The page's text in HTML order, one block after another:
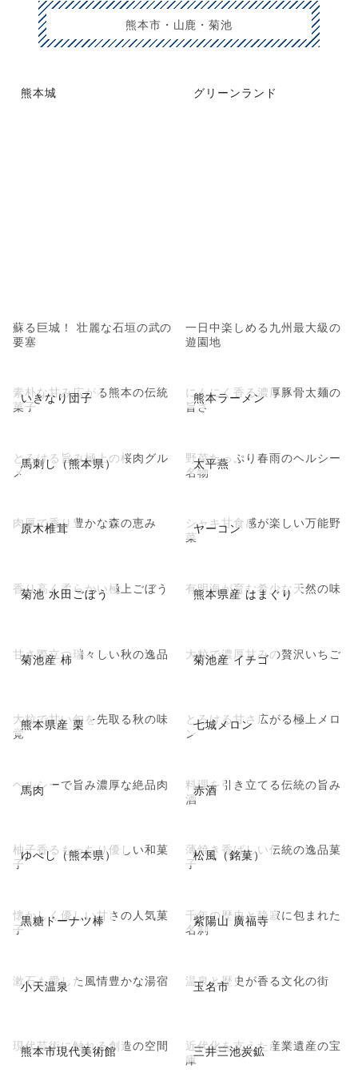
熊本市・山鹿・菊池
熊本城
蘇る巨城！ 壮麗な石垣の武の
要塞
グリーンランド
一日中楽しめる九州最大級の
遊園地
いきなり団子
素朴な甘み広がる熊本の伝統
菓子
熊本ラーメン
にんにく香る濃厚豚骨太麺の
旨さ
馬刺し（熊本県）
とろける旨み極上の桜肉グル
メ
太平燕
野菜たっぷり春雨のヘルシー
名物
原木椎茸
肉厚で香り豊かな森の恵み ヤーコン
シャキ甘食感が楽しい万能野
菜
菊池 水田ごぼう
香り高く柔らかい極上ごぼう 熊本県産 はまぐり
有明海が育む希少な天然の味
菊池産 柿
甘さ際立つ瑞々しい秋の逸品 菊池産 イチゴ
大粒で濃厚甘みの贅沢いちご
熊本県産 栗
大粒で甘い旬を先取る秋の味
覚
七城メロン
とろける甘さ広がる極上メロ
ン
馬肉
ヘルシーで旨み濃厚な絶品肉 赤酒
料理を引き立てる伝統の旨み
酒
ゆべし（熊本県）
柚子香るもっちり優しい和菓
子
松風（銘菓）
薄焼き香ばしい伝統の逸品菓
子
黒糖ドーナツ棒
懐かしく優しい甘さの人気菓
子
紫陽山 廣福寺
千年の歴史と静寂に包まれた
名刹
小天温泉
漱石も愛した風情豊かな湯宿 玉名市
温泉と歴史が香る文化の街
熊本市現代美術館
現代芸術に触れる創造の空間 三井三池炭鉱
近代化を支えた産業遺産の宝
庫